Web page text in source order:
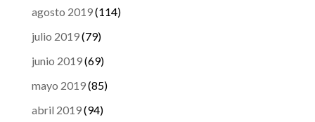
agosto 2019(114)
julio 2019(79)
junio 2019(69)
mayo 2019(85)
abril 2019(94)